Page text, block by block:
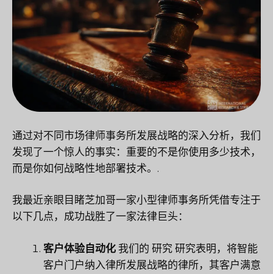
通过对不同市场律师事务所发展战略的深入分析，我们
发现了一个惊人的事实：重要的不是你使用多少技术，
而是你如何战略性地部署技术。.
我最近亲眼目睹芝加哥一家小型律师事务所凭借专注于
以下几点，成功战胜了一家法律巨头：
客户体验自动化 我们的 研究 研究表明，将智能
客户门户纳入律所发展战略的律所，其客户满意